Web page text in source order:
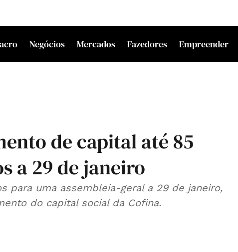
Negócios Mercados Fazedores Empreender
de capital até 85
a 29 de janeiro
para uma assembleia-geral a 29 de janeiro,
do capital social da Cofina.